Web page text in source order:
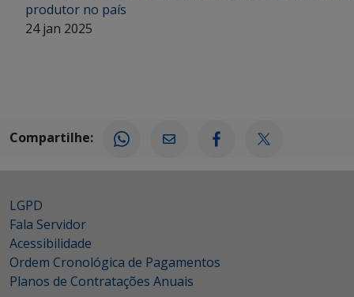
produtor no país
24 jan 2025
Compartilhe:
LGPD
Fala Servidor
Acessibilidade
Ordem Cronológica de Pagamentos
Planos de Contratações Anuais